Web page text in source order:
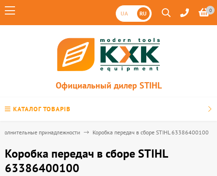
UA RU 0
Официальный дилер STIHL
КАТАЛОГ ТОВАРІВ
принадлежности Коробка передач в сборе STIHL 63386400100
Коробка передач в сборе STIHL
63386400100